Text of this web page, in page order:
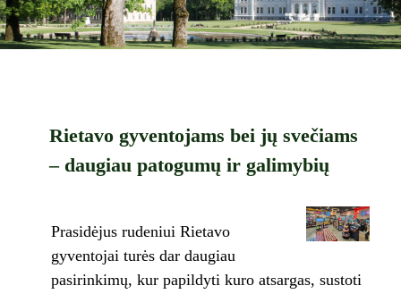
Rietavo gyventojams bei jų svečiams
– daugiau patogumų ir galimybių
Prasidėjus rudeniui Rietavo
gyventojai turės dar daugiau
pasirinkimų, kur papildyti kuro atsargas, sustoti